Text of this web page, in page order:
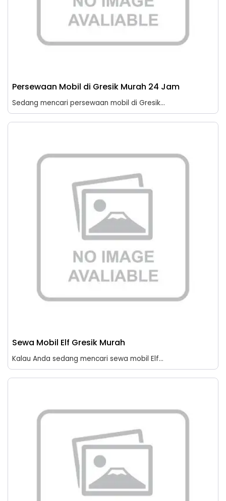
Persewaan Mobil di Gresik Murah 24 Jam
Sedang mencari persewaan mobil di Gresik...
Sewa Mobil Elf Gresik Murah
Kalau Anda sedang mencari sewa mobil Elf...